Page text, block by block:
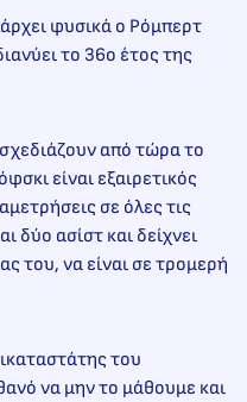
φυσικά ο Ρόμπερτ
το 36ο έτος της
από τώρα το
είναι εξαιρετικός
σε όλες τις
δύο ασίστ και δείχνει
του, να είναι σε τρομερή
του
να μην το μάθουμε και